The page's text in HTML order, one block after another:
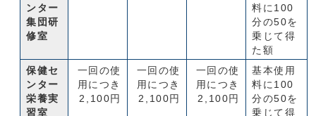
ンター
集団研
修室
料に100
分の50を
乗じて得
た額
保健セ
ンター
栄養実
習室
一回の使
用につき
2,100円
一回の使
用につき
2,100円
一回の使
用につき
2,100円
基本使用
料に100
分の50を
乗じて得